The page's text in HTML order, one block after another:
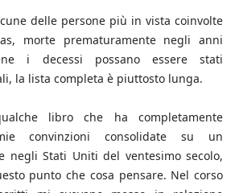
delle persone più in vista coinvolte
morte prematuramente negli anni
i decessi possano essere stati
la lista completa è piuttosto lunga.
libro che ha completamente
convinzioni consolidate su un
negli Stati Uniti del ventesimo secolo,
punto che cosa pensare. Nel corso